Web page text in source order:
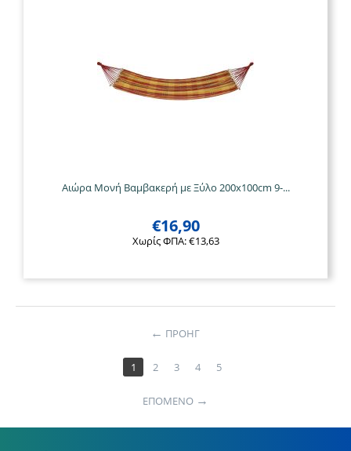
Αιώρα Μονή Βαμβακερή με Ξύλο 200x100cm 9-...
€16,90
Χωρίς ΦΠΑ:€13,63
ΠΡΟΗΓ
1 2 3 4 5
ΕΠΟΜΕΝΟ